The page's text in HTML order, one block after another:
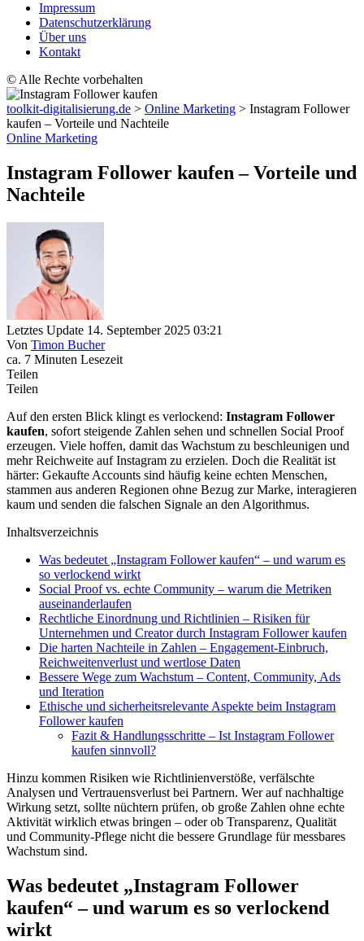
Impressum
Datenschutzerklärung
Über uns
Kontakt
© Alle Rechte vorbehalten
toolkit-digitalisierung.de > Online Marketing > Instagram Follower
kaufen – Vorteile und Nachteile
Online Marketing
Instagram Follower kaufen – Vorteile und
Nachteile
Letztes Update 14. September 2025 03:21
Von Timon Bucher
ca. 7 Minuten Lesezeit
Teilen
Teilen
Auf den ersten Blick klingt es verlockend: Instagram Follower
kaufen, sofort steigende Zahlen sehen und schnellen Social Proof
erzeugen. Viele hoffen, damit das Wachstum zu beschleunigen und
mehr Reichweite auf Instagram zu erzielen. Doch die Realität ist
härter: Gekaufte Accounts sind häufig keine echten Menschen,
stammen aus anderen Regionen ohne Bezug zur Marke, interagieren
kaum und senden die falschen Signale an den Algorithmus.
Inhaltsverzeichnis
Was bedeutet „Instagram Follower kaufen“ – und warum es
so verlockend wirkt
Social Proof vs. echte Community – warum die Metriken
auseinanderlaufen
Rechtliche Einordnung und Richtlinien – Risiken für
Unternehmen und Creator durch Instagram Follower kaufen
Die harten Nachteile in Zahlen – Engagement-Einbruch,
Reichweitenverlust und wertlose Daten
Bessere Wege zum Wachstum – Content, Community, Ads
und Iteration
Ethische und sicherheitsrelevante Aspekte beim Instagram
Follower kaufen
Fazit & Handlungsschritte – Ist Instagram Follower
kaufen sinnvoll?
Hinzu kommen Risiken wie Richtlinienverstöße, verfälschte
Analysen und Vertrauensverlust bei Partnern. Wer auf nachhaltige
Wirkung setzt, sollte nüchtern prüfen, ob große Zahlen ohne echte
Aktivität wirklich etwas bringen – oder ob Transparenz, Qualität
und Community-Pflege nicht die bessere Grundlage für messbares
Wachstum sind.
Was bedeutet „Instagram Follower
kaufen“ – und warum es so verlockend
wirkt